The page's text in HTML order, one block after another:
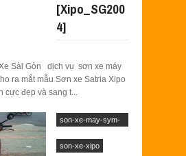
[Xipo_SG200
4]
Sài Gòn dịch vụ sơn xe máy
ra mắt mẫu Sơn xe Satria Xipo
cực đẹp và sang t...
son-xe-may-sym-
son-xe-xipo